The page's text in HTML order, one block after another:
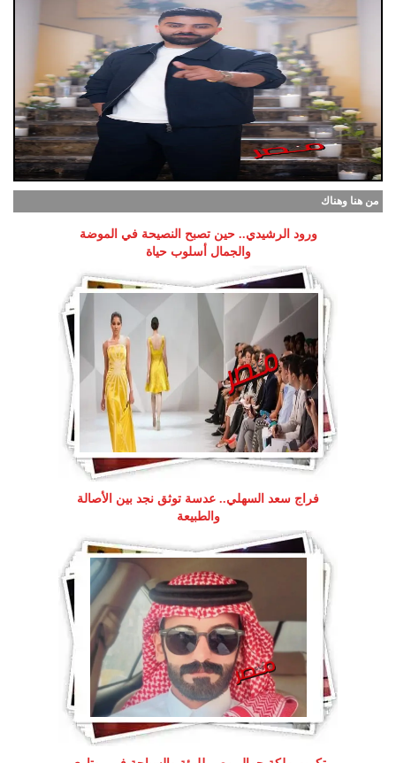
من هنا وهناك
ورود الرشيدي.. حين تصبح النصيحة في الموضة
والجمال أسلوب حياة
فراج سعد السهلي.. عدسة توثق نجد بين الأصالة
والطبيعة